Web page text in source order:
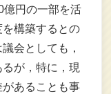
億円の一部を活
構築するとの
会としても，
が，特に，現
あることも事